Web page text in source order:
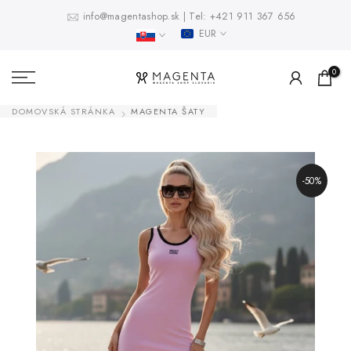
info@magentashop.sk | Tel: +421 911 367 656
EUR
0
DOMOVSKÁ STRÁNKA MAGENTA ŠATY
-50%